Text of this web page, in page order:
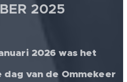
2025 💫
2026 was het
dag van de Ommekeer